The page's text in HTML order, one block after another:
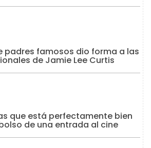
padres famosos dio forma a las
de Jamie Lee Curtis
que está perfectamente bien
de una entrada al cine